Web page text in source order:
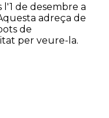
l'1 de desembre a
adreça de
de
per veure-la.